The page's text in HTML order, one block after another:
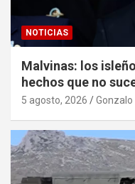
NOTICIAS
Malvinas: los
hechos que no
5 agosto, 2026 Gonzalo